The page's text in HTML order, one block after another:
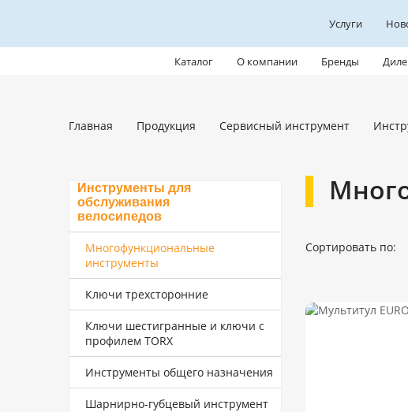
Услуги
Каталог О компании Бренды
Главная Продукция Сервисный инструмент
Инструменты для
обслуживания
велосипедов
Многофункциональные
инструменты
Ключи трехсторонние
Ключи шестигранные и ключи с
профилем TORX
Инструменты общего назначения
Шарнирно-губцевый инструмент
Сортировать по: